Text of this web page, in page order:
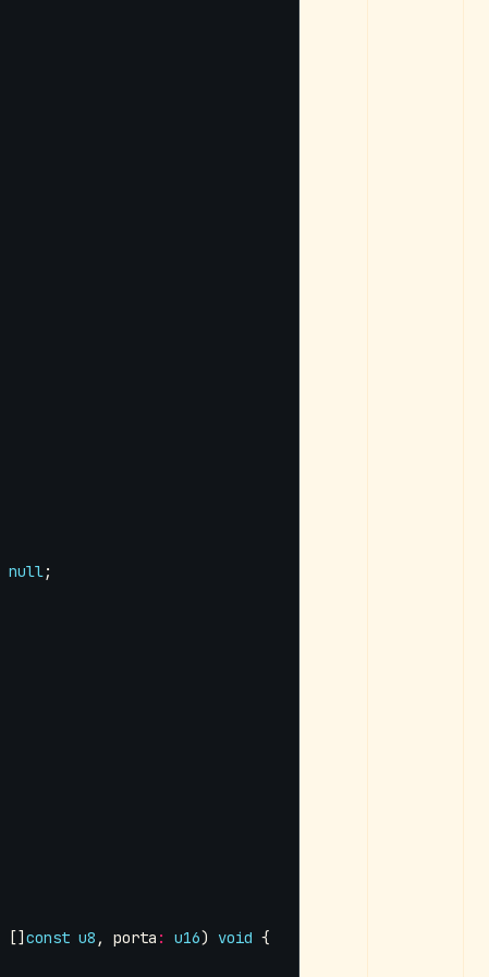
null;
[] const u8 , porta : u16) void {